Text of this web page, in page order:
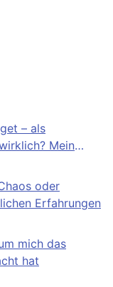
– als
Mein
oder
Erfahrungen
mich das
hat